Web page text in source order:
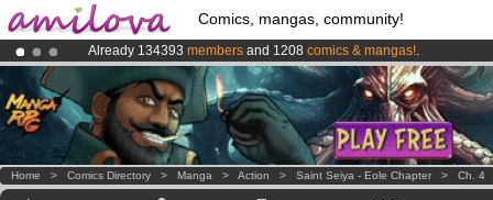
Comics, mangas, community!
Already 134393 members and 1208 comics & mangas!.
AmilovaKickstarter is now LIVE!.
Premium membership from3.95 euros per month !Get membership
Home > Comics Directory > Manga > Action > Saint Seiya - Eole Chapter > Ch. 4